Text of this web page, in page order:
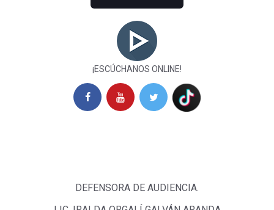
¡ESCÚCHANOS ONLINE!
DEFENSORA DE AUDIENCIA.